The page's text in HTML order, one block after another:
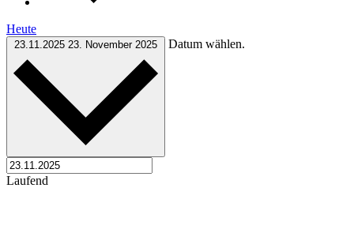
Heute
23.11.2025 23. November 2025 Datum wählen.
Laufend